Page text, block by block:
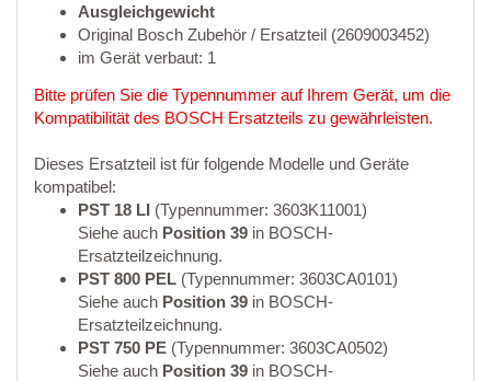
Ausgleichgewicht
Original Bosch Zubehör / Ersatzteil (2609003452)
im Gerät verbaut: 1
Bitte prüfen Sie die Typennummer auf Ihrem Gerät, um die
Kompatibilität des BOSCH Ersatzteils zu gewährleisten.
Dieses Ersatzteil ist für folgende Modelle und Geräte
kompatibel:
PST 18 LI (Typennummer: 3603K11001)
Siehe auch Position 39 in BOSCH-
Ersatzteilzeichnung.
PST 800 PEL (Typennummer: 3603CA0101)
Siehe auch Position 39 in BOSCH-
Ersatzteilzeichnung.
PST 750 PE (Typennummer: 3603CA0502)
Siehe auch Position 39 in BOSCH-